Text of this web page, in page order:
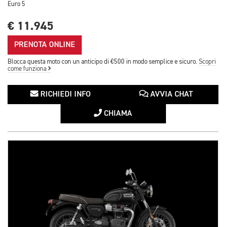
Euro 5
€ 11.945
PRENOTA ONLINE
Blocca questa moto con un anticipo di €500 in modo semplice e sicuro. Scopri
come funziona
RICHIEDI INFO AVVIA CHAT
CHIAMA